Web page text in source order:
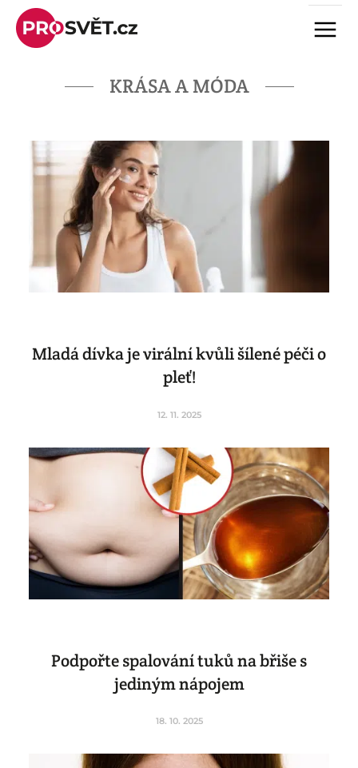
Skip
content
Menu
KRÁSA A MÓDA
Mladá dívka je virální kvůli šílené péči o
pleť!
12. 11. 2025
Podpořte spalování tuků na břiše s
jediným nápojem
18. 10. 2025